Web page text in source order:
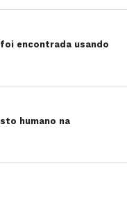
foi encontrada usando
humano na